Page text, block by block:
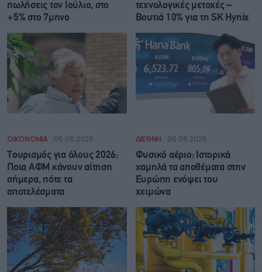
πωλήσεις τον Ιούλιο, στο
+5% στο 7μηνο
τεχνολογικές μετοχές –
Βουτιά 10% για τη SK Hynix
ΟΙΚΟΝΟΜΙΑ 06.08.2026
Τουρισμός για όλους 2026:
Ποια ΑΦΜ κάνουν αίτηση
σήμερα, πότε τα
αποτελέσματα
ΔΙΕΘΝΗ 06.08.2026
Φυσικό αέριο: Ιστορικά
χαμηλά τα αποθέματα στην
Ευρώπη ενόψει του
χειμώνα